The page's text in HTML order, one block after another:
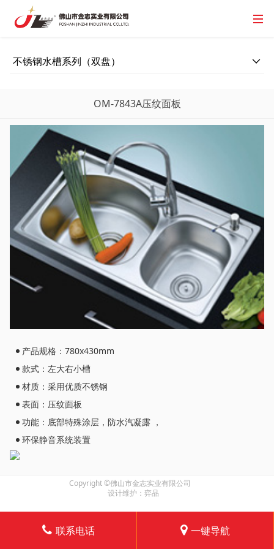
不锈钢水槽系列（双盘）
OM-7843A压纹面板
产品规格：780x430mm
款式：左大右小槽
材质：采用优质不锈钢
表面：压纹面板
功能：底部特殊涂层，防水汽凝露 ，
环保静音系统装置
Copyright ©佛山市金志实业有限公司
设计维护：弈品
联系电话 一键导航